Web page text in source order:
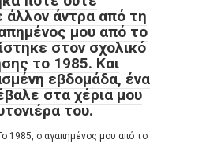
άλλον άντρα από τη
μου από το
στον σχολικό
το 1985. Και
εβδομάδα, ένα
στα χέρια μου
του.
1985, ο αγαπημένος μου από το